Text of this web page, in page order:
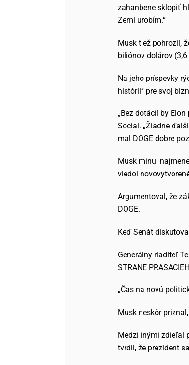
zahanbene sklopiť
Zemi urobím.“
Musk tiež pohrozil,
biliónov dolárov
Na jeho príspevky
histórii“ pre svoj
„Bez dotácií by
Social. „Žiadne
mal DOGE dobre
Musk minul
viedol
Argumentoval, že
DOGE.
Keď Senát
Generálny riaditeľ
STRANE
„Čas na novú
Musk neskôr
Medzi inými zdieľal
tvrdil, že prezident